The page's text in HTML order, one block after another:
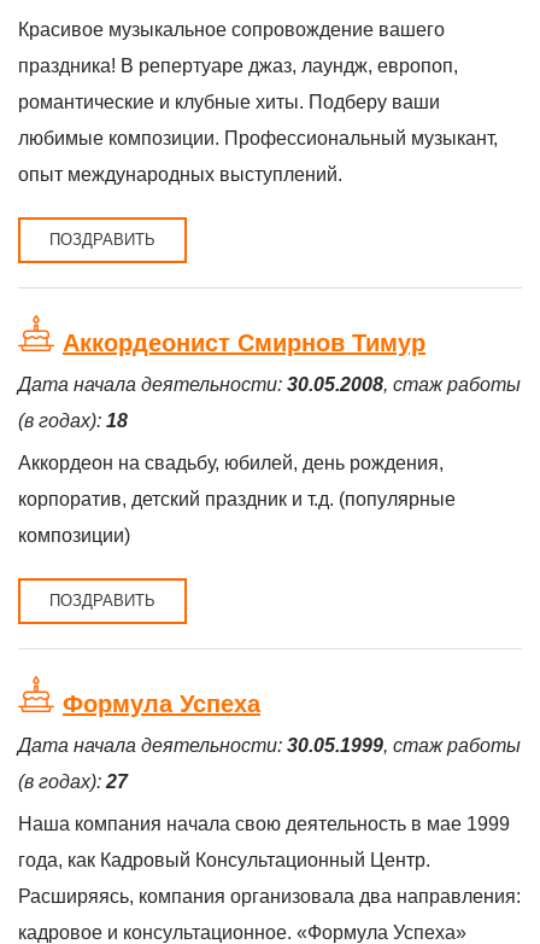
Красивое музыкальное сопровождение вашего
праздника! В репертуаре джаз, лаундж, европоп,
романтические и клубные хиты. Подберу ваши
любимые композиции. Профессиональный музыкант,
опыт международных выступлений.
ПОЗДРАВИТЬ
Аккордеонист Смирнов Тимур
Дата начала деятельности: 30.05.2008, стаж работы
(в годах): 18
Аккордеон на свадьбу, юбилей, день рождения,
корпоратив, детский праздник и т.д. (популярные
композиции)
ПОЗДРАВИТЬ
Формула Успеха
Дата начала деятельности: 30.05.1999, стаж работы
(в годах): 27
Наша компания начала свою деятельность в мае 1999
года, как Кадровый Консультационный Центр.
Расширяясь, компания организовала два направления:
кадровое и консультационное. «Формула Успеха»